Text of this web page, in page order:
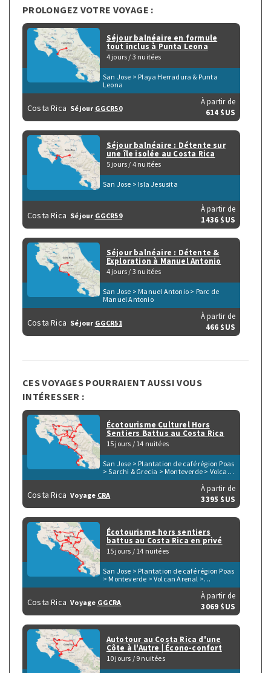
PROLONGEZ VOTRE VOYAGE :
Séjour balnéaire en formule
tout inclus à Punta Leona
4 jours / 3 nuitées
San Jose > Playa Herradura & Punta
Leona
Costa Rica Séjour GGCR50
À partir de
614 $US
Séjour balnéaire : Détente sur
une île isolée au Costa Rica
5 jours / 4 nuitées
San Jose > Isla Jesusita
Costa Rica Séjour GGCR59
À partir de
1436 $US
Séjour balnéaire : Détente &
Exploration à Manuel Antonio
4 jours / 3 nuitées
San Jose > Manuel Antonio > Parc de
Manuel Antonio
Costa Rica Séjour GGCR51
À partir de
466 $US
CES VOYAGES POURRAIENT AUSSI VOUS
INTÉRESSER :
Écotourisme Culturel Hors
Sentiers Battus au Costa Rica
15 jours / 14 nuitées
San Jose > Plantation de café région Poas
> Sarchi & Grecia > Monteverde > Volcan
Arenal > Tortuguero > Parc du Volcan
Irazu > San Gerardo de Dota > Péninsule
d'Osa > Parc de Corcovado > Parc de
Manuel Antonio > Playa Herradura &
Punta Leona > Rio Tarcoles & Carara
Costa Rica Voyage CRA
À partir de
3395 $US
Écotourisme hors sentiers
battus au Costa Rica en privé
15 jours / 14 nuitées
San Jose > Plantation de café région Poas
> Monteverde > Volcan Arenal >
Tortuguero > Monument National de
Guayabo > Turrialba > Parc du Volcan
Irazu > San Gerardo de Dota > Péninsule
d'Osa > Parc de Corcovado > Parc de
Manuel Antonio > Playa Herradura &
Punta Leona > Rio Tarcoles & Carara
Costa Rica Voyage GGCRA
À partir de
3069 $US
Autotour au Costa Rica d'une
Côte à l'Autre | Écono-confort
10 jours / 9 nuitées